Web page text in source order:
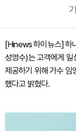
[Hinews 하이뉴스] 하
성영수)는 고객에게 일
제공하기 위해 가수 임
했다고 밝혔다.